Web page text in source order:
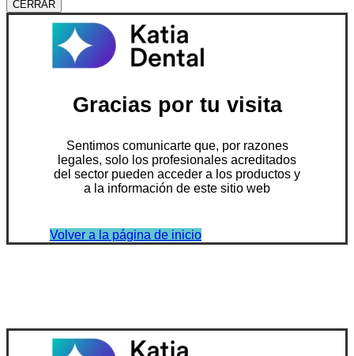
CERRAR
Gracias por tu visita
Sentimos comunicarte que, por razones
legales, solo los profesionales acreditados
del sector pueden acceder a los productos y
a la información de este sitio web
Volver a la página de inicio